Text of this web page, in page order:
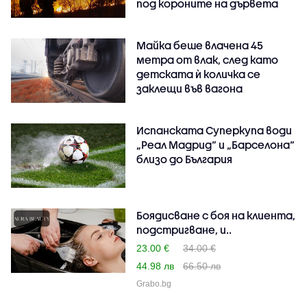
под короните на дървета
Майка беше влачена 45
метра от влак, след като
детската ѝ количка се
заклещи във вагона
Испанската Суперкупа води
„Реал Мадрид“ и „Барселона“
близо до България
Боядисване с боя на клиента,
подстригване, и..
23.00 €
34.00 €
44.98 лв
66.50 лв
Grabo.bg